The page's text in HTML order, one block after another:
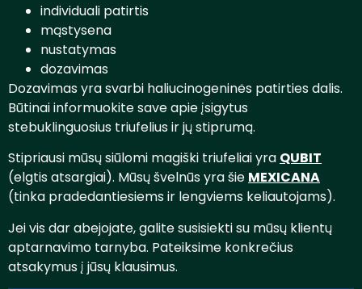
individuali patirtis
mąstysena
nustatymas
dozavimas
Dozavimas yra svarbi haliucinogeninės patirties dalis.
Būtinai informuokite save apie įsigytus
stebuklinguosius triufelius ir jų stiprumą.
Stipriausi mūsų siūlomi magiški triufeliai yra QUBIT
(elgtis atsargiai). Mūsų švelnūs yra šie MEXICANA
(tinka pradedantiesiems ir lengviems keliautojams).
Jei vis dar abejojate, galite susisiekti su mūsų klientų
aptarnavimo tarnyba. Pateiksime konkrečius
atsakymus į jūsų klausimus.